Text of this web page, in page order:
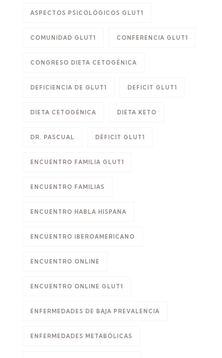
ASPECTOS PSICOLÓGICOS GLUT1
COMUNIDAD GLUT1 CONFERENCIA GLUT1
CONGRESO DIETA CETOGÉNICA
DEFICIENCIA DE GLUT1 DEFICIT GLUT1
DIETA CETOGÉNICA DIETA KETO
DR. PASCUAL DÉFICIT GLUT1
ENCUENTRO FAMILIA GLUT1
ENCUENTRO FAMILIAS
ENCUENTRO HABLA HISPANA
ENCUENTRO IBEROAMERICANO
ENCUENTRO ONLINE
ENCUENTRO ONLINE GLUT1
ENFERMEDADES DE BAJA PREVALENCIA
ENFERMEDADES METABÓLICAS